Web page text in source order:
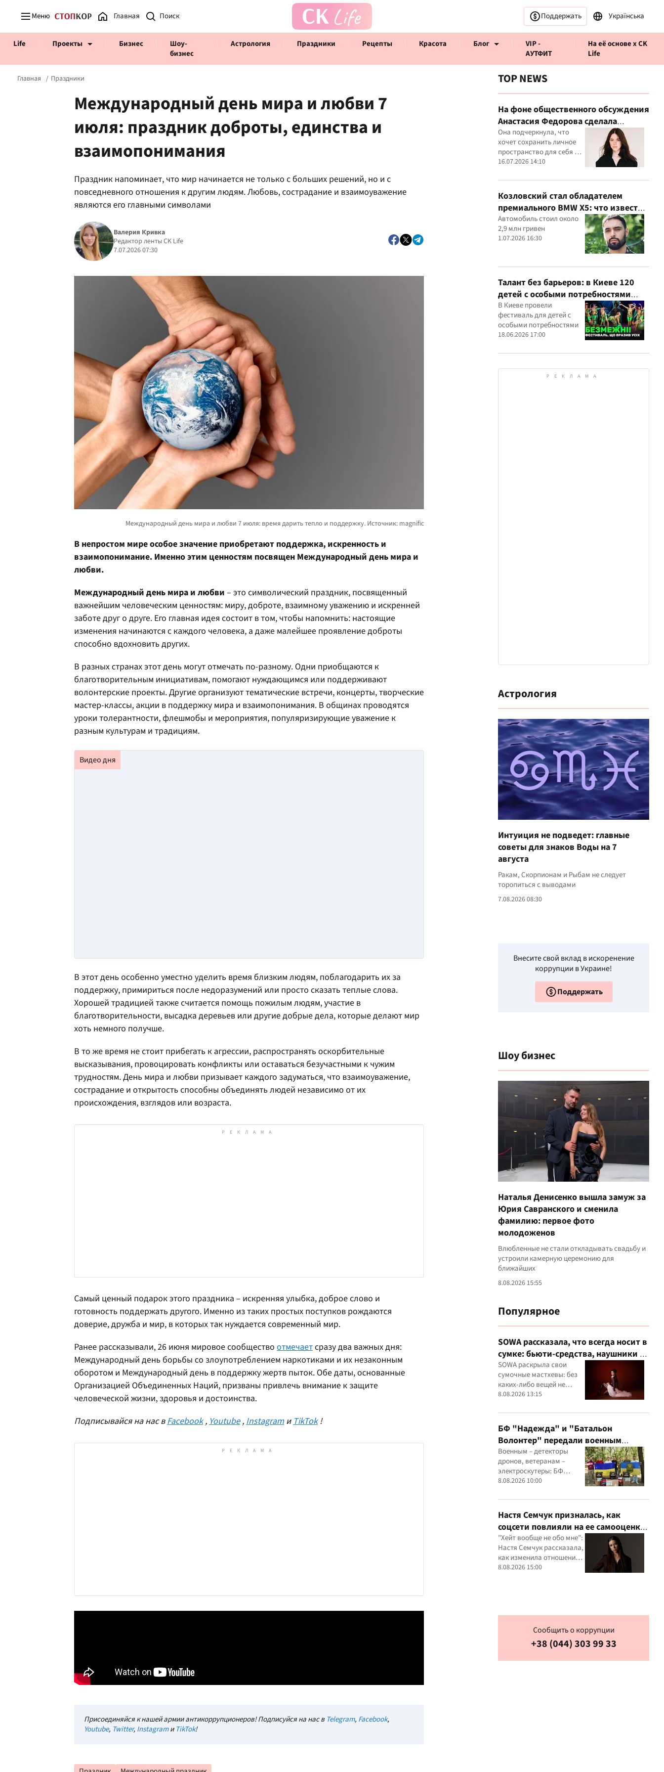
Меню Главная Поддержать Українська
Life Проекты Бизнес
Шоу-
бизнес
Астрология Праздники Рецепты Красота Блог
VIP -
АУТФИТ
На её основе x CK
Life
ВІДВЕРТІ Говорят инфлюенсеры
Главная Праздники
Международный день мира и любви 7
июля: праздник доброты, единства и
взаимопонимания
Праздник напоминает, что мир начинается не только с больших решений, но и с
повседневного отношения к другим людям. Любовь, сострадание и взаимоуважение
являются его главными символами
Валерия Кривка
Редактор ленты CK Life
7.07.2026 07:30
В непростом мире особое значение приобретают поддержка, искренность и
взаимопонимание. Именно этим ценностям посвящен Международный день мира и
любви.
Международный день мира и любви – это символический праздник, посвященный
важнейшим человеческим ценностям: миру, доброте, взаимному уважению и искренней
заботе друг о друге. Его главная идея состоит в том, чтобы напомнить: настоящие
изменения начинаются с каждого человека, а даже малейшее проявление доброты
способно вдохновить других.
В разных странах этот день могут отмечать по-разному. Одни приобщаются к
благотворительным инициативам, помогают нуждающимся или поддерживают
волонтерские проекты. Другие организуют тематические встречи, концерты, творческие
мастер-классы, акции в поддержку мира и взаимопонимания. В общинах проводятся
уроки толерантности, флешмобы и мероприятия, популяризирующие уважение к
разным культурам и традициям.
В этот день особенно уместно уделить время близким людям, поблагодарить их за
поддержку, примириться после недоразумений или просто сказать теплые слова.
Хорошей традицией также считается помощь пожилым людям, участие в
благотворительности, высадка деревьев или другие добрые дела, которые делают мир
хоть немного получше.
В то же время не стоит прибегать к агрессии, распространять оскорбительные
высказывания, провоцировать конфликты или оставаться безучастными к чужим
трудностям. День мира и любви призывает каждого задуматься, что взаимоуважение,
сострадание и открытость способны объединять людей независимо от их
происхождения, взглядов или возраста.
Самый ценный подарок этого праздника – искренняя улыбка, доброе слово и
готовность поддержать другого. Именно из таких простых поступков рождаются
доверие, дружба и мир, в которых так нуждается современный мир.
Ранее рассказывали, 26 июня мировое сообщество отмечаетсразу два важных дня:
Международный день борьбы со злоупотреблением наркотиками и их незаконным
оборотом и Международный день в поддержку жертв пыток. Обе даты, основанные
Организацией Объединенных Наций, призваны привлечь внимание к защите
человеческой жизни, здоровья и достоинства.
Подписывайся на нас в Facebook , Youtube , Instagram и TikTok !
Присоединяйся к нашей армии антикоррупционеров! Подписуйся на нас в Telegram, Facebook,
Youtube, Twitter, InstagramиTikTok!
TOP NEWS
На фоне общественного обсуждения
Анастасия Федорова сделала
публичное заявление
Она подчеркнула, что
хочет сохранить личное
пространство для себя и
своего ребенка
16.07.2026 14:10
Козловский стал обладателем
премиального BMW X5: что известно
о покупке
Автомобиль стоил около
2,9 млн гривен
1.07.2026 16:30
Талант без барьеров: в Киеве 120
детей с особыми потребностями
выступили на всеукраинском
фестивале
В Киеве провели
фестиваль для детей с
особыми потребностями
18.06.2026 17:00
Астрология
Интуиция не подведет: главные
советы для знаков Воды на 7
августа
Ракам, Скорпионам и Рыбам не следует
торопиться с выводами
7.08.2026 08:30
Внесите свой вклад в искоренение
коррупции в Украине!
Поддержать
Шоу бизнес
Наталья Денисенко вышла замуж за
Юрия Савранского и сменила
фамилию: первое фото
молодоженов
Влюбленные не стали откладывать свадьбу и
устроили камерную церемонию для
ближайших
8.08.2026 15:55
Популярное
SOWA рассказала, что всегда носит в
сумке: бьюти-средства, наушники и
флешки с музыкой
SOWA раскрыла свои
сумочные мастхевы: без
каких-либо вещей не
выходит из дома
8.08.2026 13:15
БФ "Надежда" и "Батальон
Волонтер" передали военным
детекторы дронов, Starlink и
генераторы
Военным – детекторы
дронов, ветеранам –
электроскутеры: БФ
"Надежда" и "Батальон
миссию
8.08.2026 10:00
Настя Семчук призналась, как
соцсети повлияли на ее самооценку:
"Я стала сомневаться в себе"
"Хейт вообще не обо мне":
Настя Семчук рассказала,
как изменила отношение к
критике
8.08.2026 15:00
Сообщить о коррупции
+38 (044) 303 99 33